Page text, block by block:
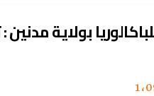
بولاية